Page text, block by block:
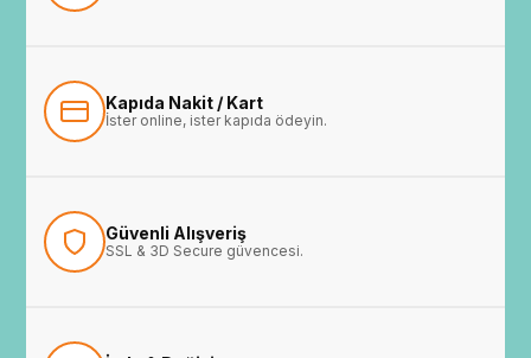
Kapıda Nakit / Kart
İster online, ister kapıda ödeyin.
Güvenli Alışveriş
SSL & 3D Secure güvencesi.